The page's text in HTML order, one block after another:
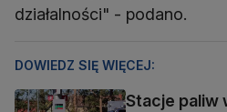
działalności" - podano.
DOWIEDZ SIĘ WIĘCEJ:
Stacje paliw